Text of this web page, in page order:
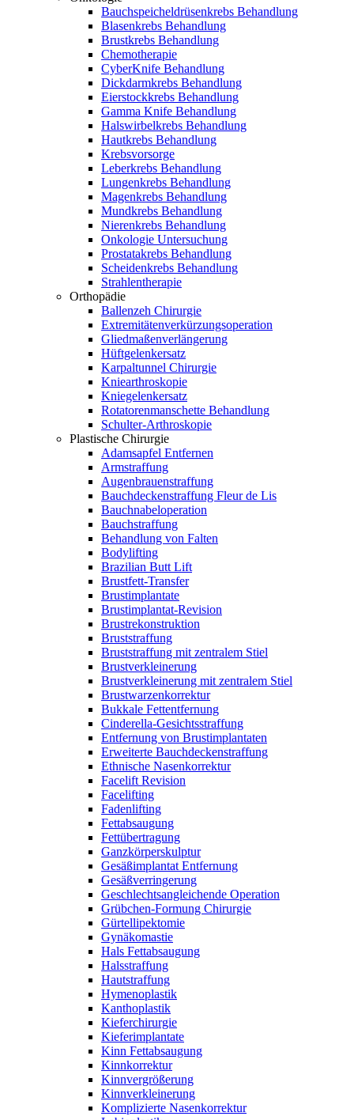
Bauchspeicheldrüsenkrebs Behandlung
Blasenkrebs Behandlung
Brustkrebs Behandlung
Chemotherapie
CyberKnife Behandlung
Dickdarmkrebs Behandlung
Eierstockkrebs Behandlung
Gamma Knife Behandlung
Halswirbelkrebs Behandlung
Hautkrebs Behandlung
Krebsvorsorge
Leberkrebs Behandlung
Lungenkrebs Behandlung
Magenkrebs Behandlung
Mundkrebs Behandlung
Nierenkrebs Behandlung
Onkologie Untersuchung
Prostatakrebs Behandlung
Scheidenkrebs Behandlung
Strahlentherapie
Orthopädie
Ballenzeh Chirurgie
Extremitätenverkürzungsoperation
Gliedmaßenverlängerung
Hüftgelenkersatz
Karpaltunnel Chirurgie
Kniearthroskopie
Kniegelenkersatz
Rotatorenmanschette Behandlung
Schulter-Arthroskopie
Plastische Chirurgie
Adamsapfel Entfernen
Armstraffung
Augenbrauenstraffung
Bauchdeckenstraffung Fleur de Lis
Bauchnabeloperation
Bauchstraffung
Behandlung von Falten
Bodylifting
Brazilian Butt Lift
Brustfett-Transfer
Brustimplantate
Brustimplantat-Revision
Brustrekonstruktion
Bruststraffung
Bruststraffung mit zentralem Stiel
Brustverkleinerung
Brustverkleinerung mit zentralem Stiel
Brustwarzenkorrektur
Bukkale Fettentfernung
Cinderella-Gesichtsstraffung
Entfernung von Brustimplantaten
Erweiterte Bauchdeckenstraffung
Ethnische Nasenkorrektur
Facelift Revision
Facelifting
Fadenlifting
Fettabsaugung
Fettübertragung
Ganzkörperskulptur
Gesäßimplantat Entfernung
Gesäßverringerung
Geschlechtsangleichende Operation
Grübchen-Formung Chirurgie
Gürtellipektomie
Gynäkomastie
Hals Fettabsaugung
Halsstraffung
Hautstraffung
Hymenoplastik
Kanthoplastik
Kieferchirurgie
Kieferimplantate
Kinn Fettabsaugung
Kinnkorrektur
Kinnvergrößerung
Kinnverkleinerung
Komplizierte Nasenkorrektur